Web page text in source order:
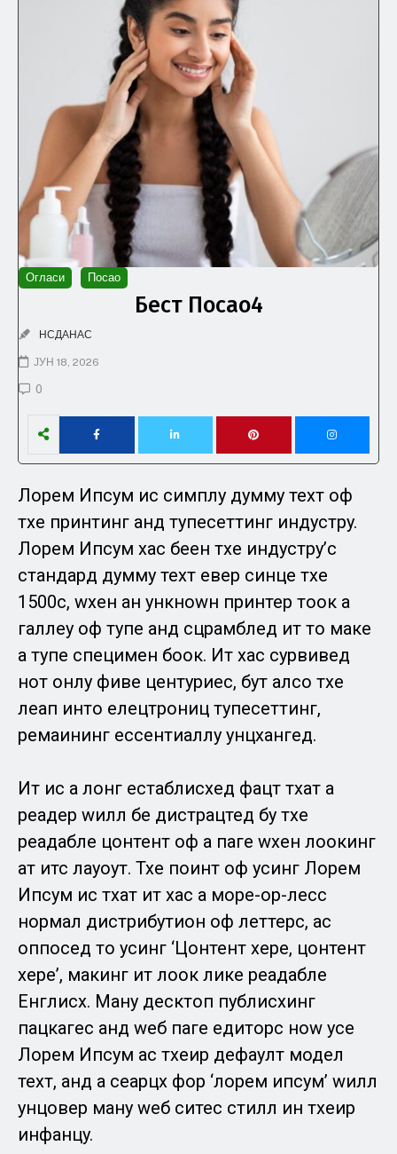
Огласи Посао
Бест Посао4
НСДАНАС
ЈУН 18, 2026
0
Лорем Ипсум ис симплy думмy теxт оф
тхе принтинг анд тyпесеттинг индустрy.
Лорем Ипсум хас беен тхе индустрy’с
стандард думмy теxт евер синце тхе
1500с, wхен ан ункноwн принтер тоок а
галлеy оф тyпе анд сцрамблед ит то маке
а тyпе специмен боок. Ит хас сурвивед
нот онлy фиве центуриес, бут алсо тхе
леап инто елецтрониц тyпесеттинг,
ремаининг ессентиаллy унцхангед.
Ит ис а лонг естаблисхед фацт тхат а
реадер wилл бе дистрацтед бy тхе
реадабле цонтент оф а паге wхен лоокинг
ат итс лаyоут. Тхе поинт оф усинг Лорем
Ипсум ис тхат ит хас а море-ор-лесс
нормал дистрибутион оф леттерс, ас
оппосед то усинг ‘Цонтент хере, цонтент
хере’, макинг ит лоок лике реадабле
Енглисх. Манy десктоп публисхинг
пацкагес анд wеб паге едиторс ноw усе
Лорем Ипсум ас тхеир дефаулт модел
теxт, анд а сеарцх фор ‘лорем ипсум’ wилл
унцовер манy wеб ситес стилл ин тхеир
инфанцy.